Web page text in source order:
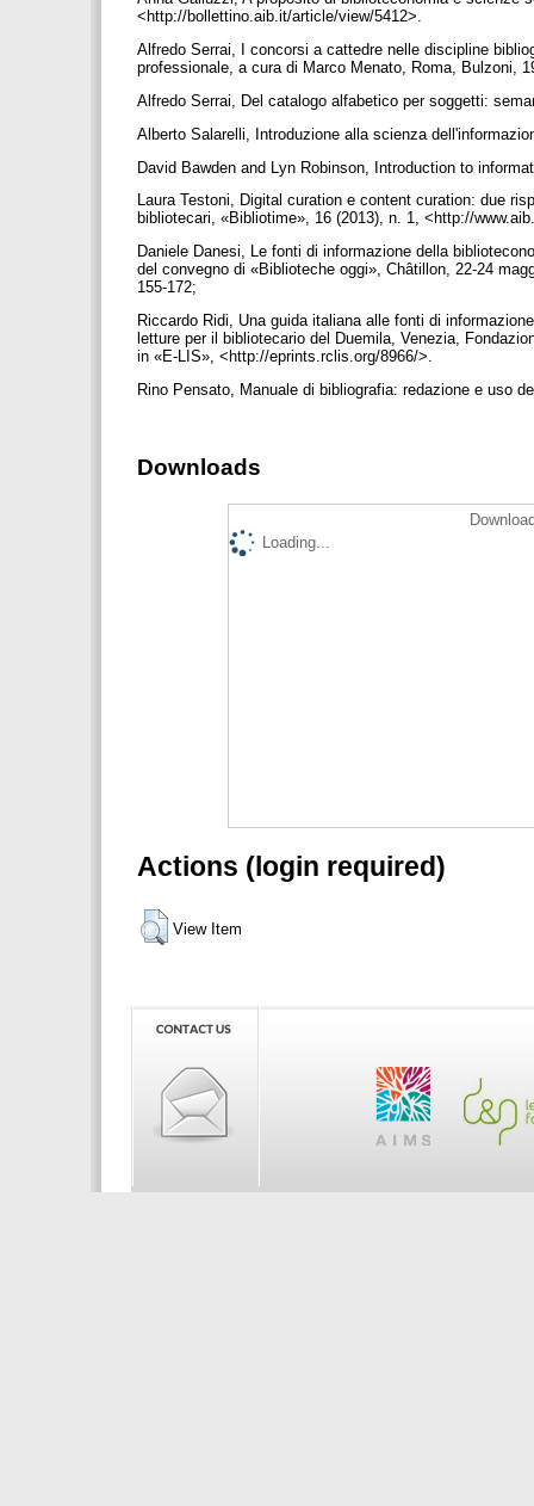
<http://bollettino.aib.it/article/view/5412>.
Alfredo Serrai, I concorsi a cattedre nelle discipline
professionale, a cura di Marco Menato, Roma, Bulzoni,
Alfredo Serrai, Del catalogo alfabetico per soggetti:
Alberto Salarelli, Introduzione alla scienza
David Bawden and Lyn Robinson, Introduction to
Laura Testoni, Digital curation e content curation: due
bibliotecari, «Bibliotime», 16 (2013), n. 1, <http://
Daniele Danesi, Le fonti di informazione della
del convegno di «Biblioteche oggi», Châtillon, 22-24
155-172;
Riccardo Ridi, Una guida italiana alle fonti di
letture per il bibliotecario del Duemila, Venezia,
in «E-LIS», <http://eprints.rclis.org/8966/>.
Rino Pensato, Manuale di bibliografia: redazione e uso
Downloads
Loading...
Actions (login required)
View Item